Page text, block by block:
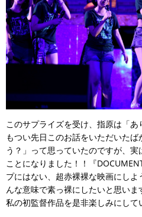
このサプライズを受け、指原は「
もつい先日このお話をいただいた
う？」って思っていたのですが、
ことになりました！！『
プにはない、超赤裸裸な映画にし
んな意味で素っ裸にしたいと思いま
私の初監督作品を是非楽しみにして